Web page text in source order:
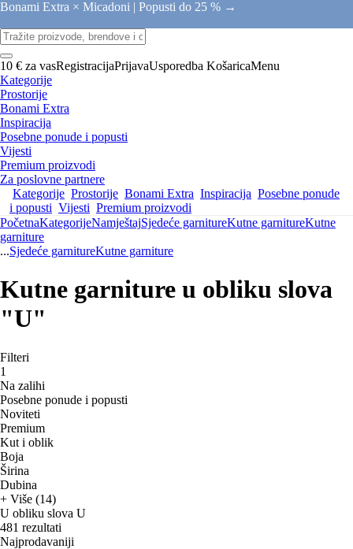
Bonami Extra × Micadoni | Popusti do 25 % →
10 € za vasRegistracijaPrijavaUsporedba KošaricaMenu
Kategorije
Prostorije
Bonami Extra
Inspiracija
Posebne ponude i popusti
Vijesti
Premium proizvodi
Za poslovne partnere
Kategorije Prostorije Bonami Extra Inspiracija Posebne ponude
i popusti Vijesti Premium proizvodi
PočetnaKategorijeNamještajSjedeće garnitureKutne garnitureKutne
garniture
...Sjedeće garnitureKutne garniture
Kutne garniture u obliku slova
"U"
Filteri
1
Na zalihi
Posebne ponude i popusti
Noviteti
Premium
Kut i oblik
Boja
Širina
Dubina
+ Više (14)
U obliku slova U
481 rezultati
Najprodavaniji